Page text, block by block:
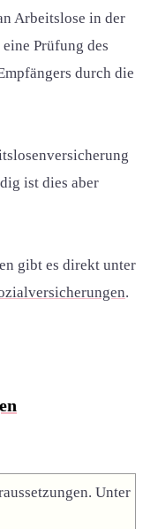
Arbeitslose in der
Prüfung des
durch die
ist dies aber
gibt es direkt unter
.
Unter